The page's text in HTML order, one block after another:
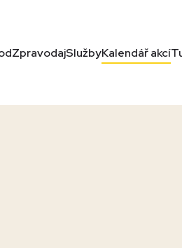
ZpravodajSlužbyKalendář akcí